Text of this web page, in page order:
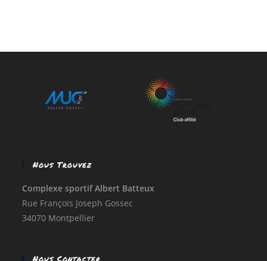
Nous Trouvez
Complexe sportif Albert Batteux
Rue François Joseph Gossec
34070 Montpellier
Nous Contacter